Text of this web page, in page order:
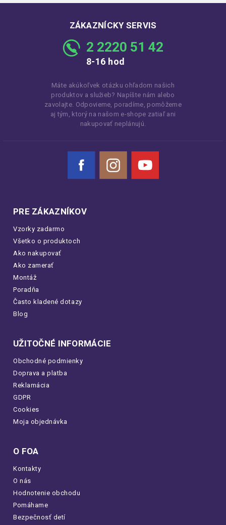
ZÁKAZNÍCKY SERVIS
2 2220 51 42
8-16 hod
Máte akúkoľvek otázku ohľadom našich
produktov a služieb? Napíšte nám alebo
zavolajte. Odpovieme, poradíme, pomôžeme
aj tým, ktorý na našom e-shope zatiaľ ani
nakupovať neplánujú.
Facebook Instagram YouTube
PRE ZÁKAZNÍKOV
Vzorky zadarmo
Všetko o produktoch
Ako nakupovať
Ako zamerať
Montáž
Poradňa
Často kladené dotazy
Blog
UŽITOČNÉ INFORMÁCIE
Obchodné podmienky
Doprava a platba
Reklamácia
GDPR
Cookies
Moja objednávka
O FOA
Kontakty
O nás
Hodnotenie obchodu
Pomáhame
Bezpečnosť detí